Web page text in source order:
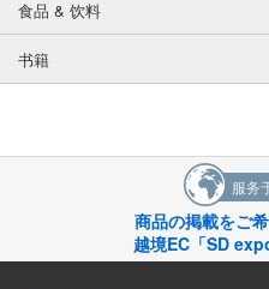
4-4 黑色 150厘米
批发价:仅限会员
食品 & 饮料
书籍
服务
商品の掲載をご
越境EC「SD